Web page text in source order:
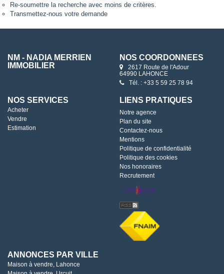
Re-soumettre la recherche avec moins de critères.
Transmettez-nous votre demande
NM - NADIA MERRIEN
IMMOBILIER
NOS COORDONNÉES
2617 Route de l'Adour
64990 LAHONCE
Tél. : +33 5 59 25 78 94
NOS SERVICES
Acheter
Vendre
Estimation
LIENS PRATIQUES
Notre agence
Plan du site
Contactez-nous
Mentions
Politique de confidentialité
Politique des cookies
Nos honoraires
Recrutement
ANNONCES PAR VILLE
Maison à vendre, Lahonce